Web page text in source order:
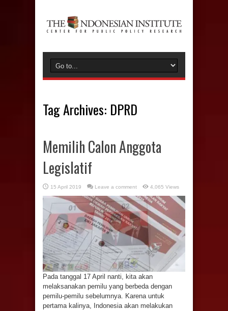
Tag Archives: DPRD
Memilih Calon Anggota
Legislatif
15 April 2019 Leave a comment 4,065 Views
Pada tanggal 17 April nanti, kita akan
melaksanakan pemilu yang berbeda dengan
pemilu-pemilu sebelumnya. Karena untuk
pertama kalinya, Indonesia akan melakukan